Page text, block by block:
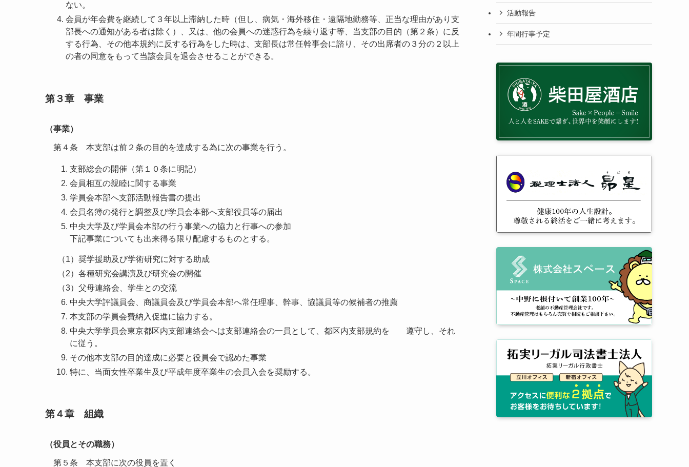
ない。
会員が年会費を継続して３年以上滞納した時（但し、病気・海外移住・遠隔地勤務等、正当な理由があり支
部長への通知がある者は除く）、又は、他の会員への迷惑行為を繰り返す等、当支部の目的（第２条）に反
する行為、その他本規約に反する行為をした時は、支部長は常任幹事会に諮り、その出席者の３分の２以上
の者の同意をもって当該会員を退会させることができる。
第３章 事業
（事業）
第４条 本支部は前２条の目的を達成する為に次の事業を行う。
支部総会の開催（第１０条に明記）
会員相互の親睦に関する事業
学員会本部へ支部活動報告書の提出
会員名簿の発行と調整及び学員会本部へ支部役員等の届出
中央大学及び学員会本部の行う事業への協力と行事への参加
下記事業についても出来得る限り配慮するものとする。
奨学援助及び学術研究に対する助成
各種研究会講演及び研究会の開催
父母連絡会、学生との交流
中央大学評議員会、商議員会及び学員会本部へ常任理事、幹事、協議員等の候補者の推薦
本支部の学員会費納入促進に協力する。
中央大学学員会東京都区内支部連絡会へは支部連絡会の一員として、都区内支部規約を 遵守し、それ
に従う。
その他本支部の目的達成に必要と役員会で認めた事業
特に、当面女性卒業生及び平成年度卒業生の会員入会を奨励する。
第４章 組織
（役員とその職務）
第５条 本支部に次の役員を置く
活動報告
年間行事予定